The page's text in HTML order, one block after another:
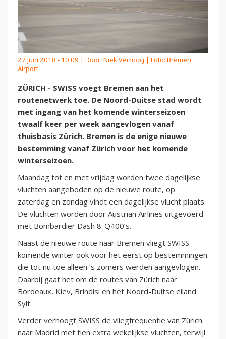
27 juni 2018 - 10:09 | Door: Niek Vernooij | Foto: Bremen
Airport
ZÜRICH - SWISS voegt Bremen aan het
routenetwerk toe. De Noord-Duitse stad wordt
met ingang van het komende winterseizoen
twaalf keer per week aangevlogen vanaf
thuisbasis Zürich. Bremen is de enige nieuwe
bestemming vanaf Zürich voor het komende
winterseizoen.
Maandag tot en met vrijdag worden twee dagelijkse
vluchten aangeboden op de nieuwe route, op
zaterdag en zondag vindt een dagelijkse vlucht plaats.
De vluchten worden door Austrian Airlines uitgevoerd
met Bombardier Dash 8-Q400’s.
Naast de nieuwe route naar Bremen vliegt SWISS
komende winter ook voor het eerst op bestemmingen
die tot nu toe alleen ’s zomers werden aangevlogen.
Daarbij gaat het om de routes van Zürich naar
Bordeaux, Kiev, Brindisi en het Noord-Duitse eiland
Sylt.
Verder verhoogt SWISS de vliegfrequentie van Zürich
naar Madrid met tien extra wekelijkse vluchten, terwijl